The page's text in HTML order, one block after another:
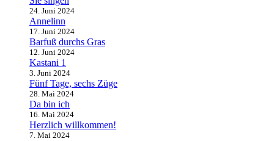
24. Juni 2024
Annelinn
17. Juni 2024
Barfuß durchs Gras
12. Juni 2024
Kastani 1
3. Juni 2024
Fünf Tage, sechs Züge
28. Mai 2024
Da bin ich
16. Mai 2024
Herzlich willkommen!
7. Mai 2024